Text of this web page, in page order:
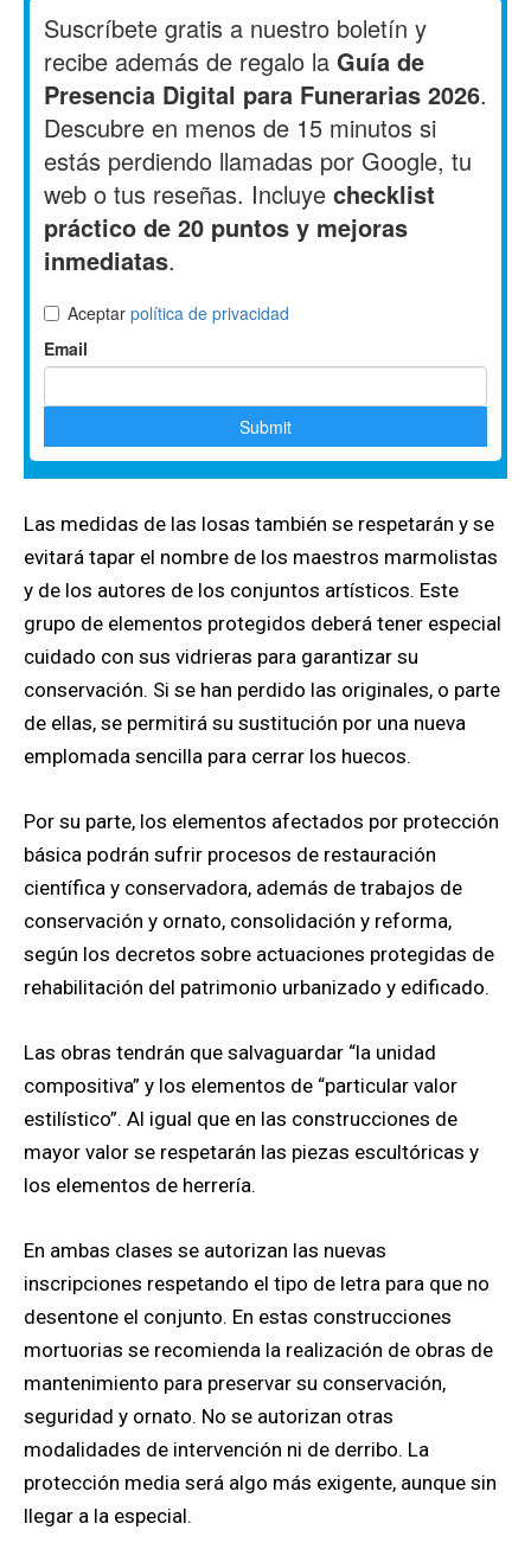
Las medidas de las losas también se respetarán y se
evitará tapar el nombre de los maestros marmolistas
y de los autores de los conjuntos artísticos. Este
grupo de elementos protegidos deberá tener especial
cuidado con sus vidrieras para garantizar su
conservación. Si se han perdido las originales, o parte
de ellas, se permitirá su sustitución por una nueva
emplomada sencilla para cerrar los huecos.
Por su parte, los elementos afectados por protección
básica podrán sufrir procesos de restauración
científica y conservadora, además de trabajos de
conservación y ornato, consolidación y reforma,
según los decretos sobre actuaciones protegidas de
rehabilitación del patrimonio urbanizado y edificado.
Las obras tendrán que salvaguardar “la unidad
compositiva” y los elementos de “particular valor
estilístico”. Al igual que en las construcciones de
mayor valor se respetarán las piezas escultóricas y
los elementos de herrería.
En ambas clases se autorizan las nuevas
inscripciones respetando el tipo de letra para que no
desentone el conjunto. En estas construcciones
mortuorias se recomienda la realización de obras de
mantenimiento para preservar su conservación,
seguridad y ornato. No se autorizan otras
modalidades de intervención ni de derribo. La
protección media será algo más exigente, aunque sin
llegar a la especial.